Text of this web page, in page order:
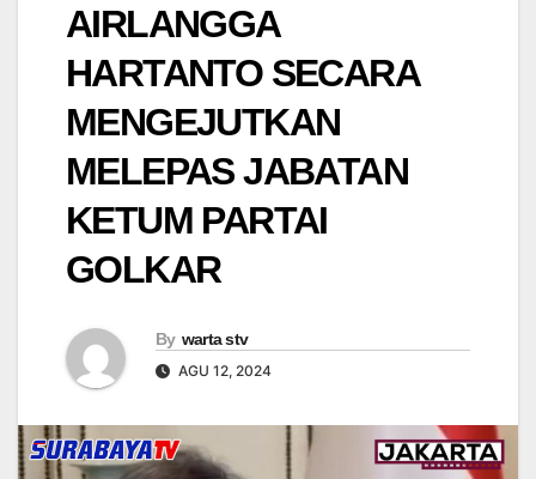
AIRLANGGA
HARTANTO SECARA
MENGEJUTKAN
MELEPAS JABATAN
KETUM PARTAI
GOLKAR
By warta stv
AGU 12, 2024